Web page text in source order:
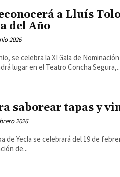
a Lluís
del Año
2026
se celebra la XI Gala de Nominación
lugar en el Teatro Concha Segura,...
saborear tapas y
2026
de Yecla se celebrará del 19 de
de...